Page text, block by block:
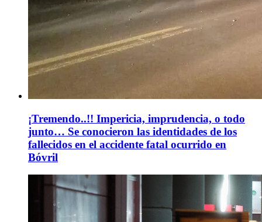
¡Tremendo..!! Impericia, imprudencia, o todo
junto… Se conocieron las identidades de los
fallecidos en el accidente fatal ocurrido en
Bóvril